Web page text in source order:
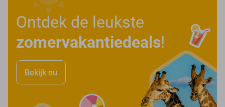
Ontdek de leukste
zomervakantiedeals!
Bekijk nu